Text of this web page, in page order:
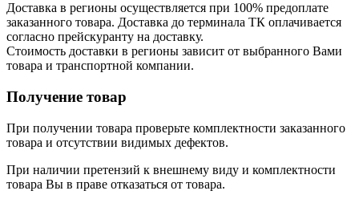
Доставка в регионы осуществляется при 100% предоплате
заказанного товара. Доставка до терминала ТК оплачивается
согласно прейскуранту на доставку.
Стоимость доставки в регионы зависит от выбранного Вами
товара и транспортной компании.
Получение товар
При получении товара проверьте комплектности заказанного
товара и отсутствии видимых дефектов.
При наличии претензий к внешнему виду и комплектности
товара Вы в праве отказаться от товара.